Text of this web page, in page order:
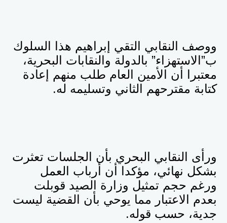
ووصف النقابي التقي إبراهيم هذا السلوك
ب”الاستهزاء” بالدولة والنقابات البحرية،
معتبرا أن الأمين العام طلب منهم إعادة
كتابة مقترحهم الثاني وتسليمه له.
ورأى النقابي البحري بأن الجلسات تعثرت
بشكل نهائي، مؤكدا أن أرباب العمل
ورغم حجم تمثيل وزارة الصيد قوبلت
بعدم الاعتبار مما يوحي بأن القضية ليست
جدية، حسب قوله.